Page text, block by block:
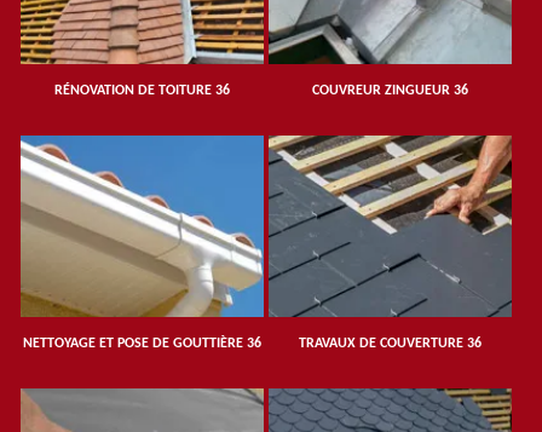
RÉNOVATION DE TOITURE 36 COUVREUR ZINGUEUR 36
NETTOYAGE ET POSE DE GOUTTIÈRE 36 TRAVAUX DE COUVERTURE 36